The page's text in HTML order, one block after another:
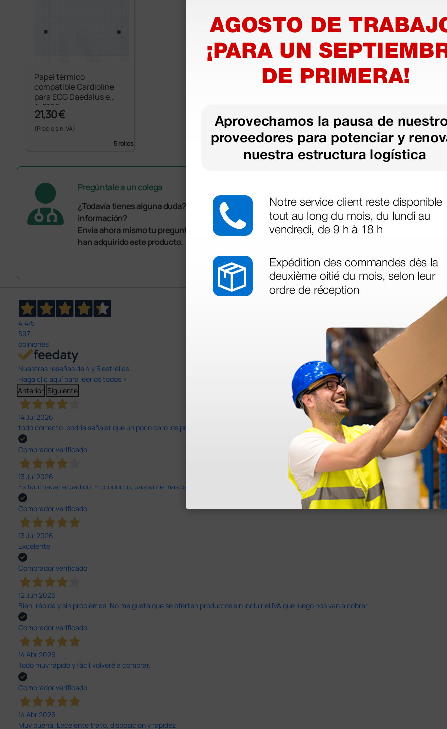
Papel térmico
compatible Cardioline
para ECG Daedalus e
Ar2100
21,30 €
(Precio sin IVA)
5 rollos
Pregúntale a un colega
¿Todavía tienes alguna duda? ¿Necesitas más
información?
Envía ahora mismo tu pregunta a los colegas que ya
han adquirido este producto.
4,4/5
597
opiniones
Nuestras reseñas de 4 y 5 estrellas.
Haga clic aquí para leerlos todos >
Anterior Siguiente
14 Jul 2026
todo correcto. podria señalar que un poco caro los portes y el plazo de entrega se alarga.
Comprador verificado
13 Jul 2026
Es fácil hacer el pedido. El producto, bastante mas barato que en otras plataformas de material médico. Pero el envío cuesta más del
Comprador verificado
13 Jul 2026
Excelente
Comprador verificado
12 Jun 2026
Bien, rápida y sin problemas. No me gusta que se oferten productos sin incluir el IVA que luego nos van a cobrar.
Comprador verificado
14 Abr 2026
Todo muy rápido y fácil,volveré a comprar.
Comprador verificado
14 Abr 2026
Muy buena. Excelente trato, disposición y rapidez